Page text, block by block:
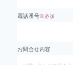
電話番号※必須
お問合せ内容